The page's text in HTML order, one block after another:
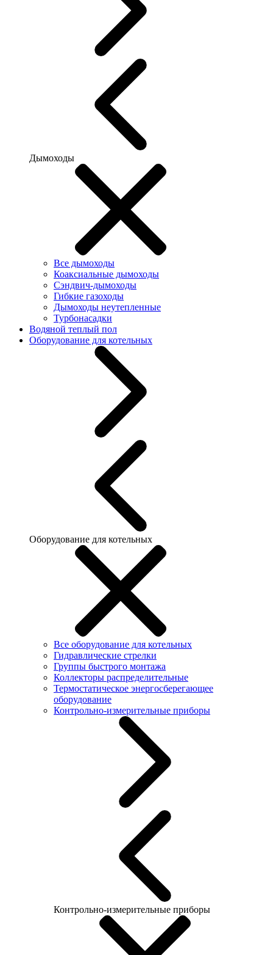
Дымоходы
Все дымоходы
Коаксиальные дымоходы
Сэндвич-дымоходы
Гибкие газоходы
Дымоходы неутепленные
Турбонасадки
Водяной теплый пол
Оборудование для котельных
Оборудование для котельных
Все оборудование для котельных
Гидравлические стрелки
Группы быстрого монтажа
Коллекторы распределительные
Термостатическое энергосберегающее
оборудование
Контрольно-измерительные приборы
Контрольно-измерительные приборы